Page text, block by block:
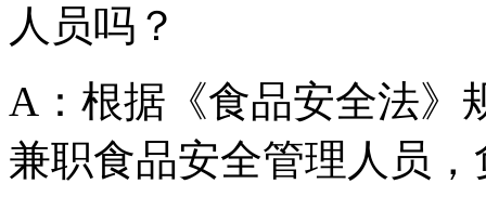
人员吗？
A：根据《食品安全法》
兼职食品安全管理人员